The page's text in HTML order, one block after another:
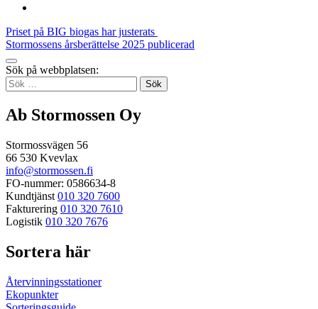
email
Inläggsnavigering
Priset på BIG biogas har justerats
Stormossens årsberättelse 2025 publicerad
Tillbaka
up
Sök på webbplatsen:
Sök
efter:
Ab Stormossen Oy
Stormossvägen 56
66 530 Kvevlax
info@stormossen.fi
FO-nummer: 0586634-8
Kundtjänst 010 320 7600
Fakturering 010 320 7610
Logistik 010 320 7676
Sortera här
Återvinningsstationer
Ekopunkter